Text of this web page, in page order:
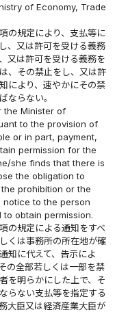
of Economy, Trade
の規定により、支払等に
、又は許可を受ける義務
又は許可を受ける義務を
、その禁止をし、又は許
により、速やかにその禁
ならない。
the Minister of
to the provision of
or in part, payment,
permission for the
she finds that there is
the obligation to
prohibition or the
notice to the person
obtain permission.
の規定による通知をすべ
くは事務所の所在地が確
知に代えて、告示によ
の全部若しくは一部を禁
を明らかにした上で、そ
らない支払等を指定する
大臣又は経済産業大臣が